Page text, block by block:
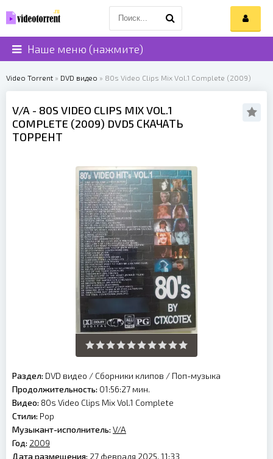
Наше меню (нажмите)
Video Torrent » DVD видео » 80s Video Clips Mix Vol.1 Complete (2009)
V/A - 80S VIDEO CLIPS MIX VOL.1
COMPLETE (2009) DVD5 СКАЧАТЬ
ТОРРЕНТ
Раздел: DVD видео / Сборники клипов / Поп-музыка
Продолжительность: 01:56:27 мин.
Видео: 80s Video Clips Mix Vol.1 Complete
Стили: Pop
Музыкант-исполнитель: V/A
Год: 2009
Дата размещения: 27 февраля 2025, 11:33